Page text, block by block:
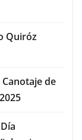
Quiróz
de